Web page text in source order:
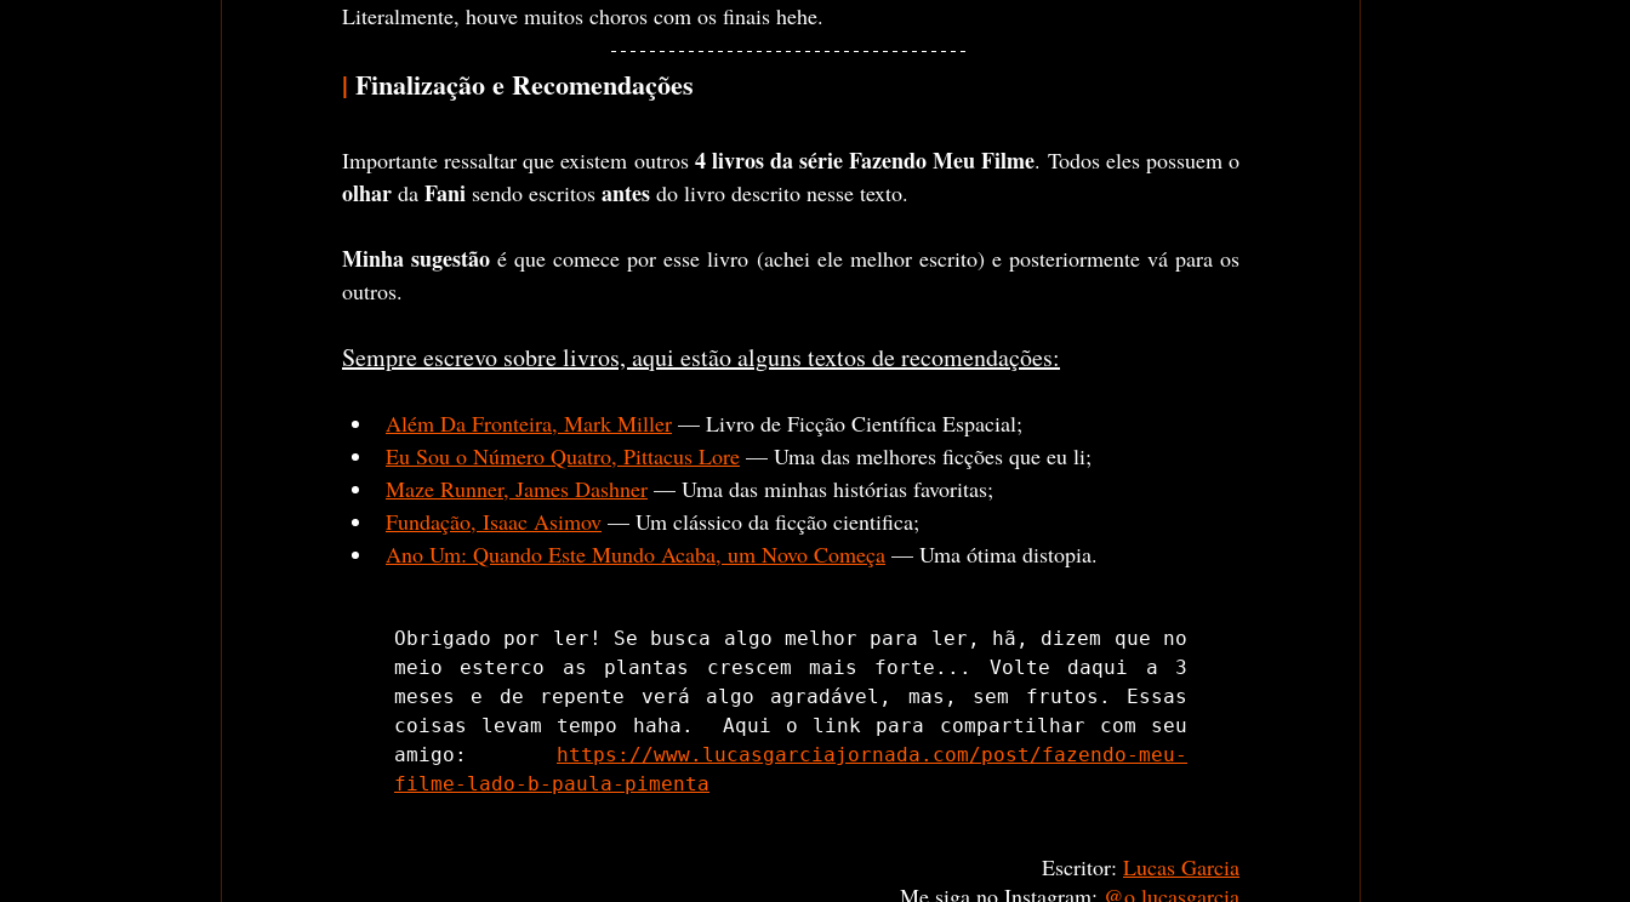
Literalmente, houve muitos choros com os finais hehe.
| Finalização e Recomendações
Importante ressaltar que existem outros 4 livros da série Fazendo Meu Filme
olhar da Fani sendo escritos antes do livro descrito nesse texto.
Minha sugestão é que comece por esse livro (achei ele melhor escrito) e posteriormente vá para os
outros.
Sempre escrevo sobre livros, aqui estão alguns textos de recomendações:
Além Da Fronteira, Mark Miller — Livro de Ficção Científica Espacial;
Eu Sou o Número Quatro, Pittacus Lore — Uma das melhores ficções que eu li;
Maze Runner, James Dashner — Uma das minhas histórias favoritas;
Fundação, Isaac Asimov — Um clássico da ficção cientifica;
Ano Um: Quando Este Mundo Acaba, um Novo Começa — Uma ótima distopia.
Obrigado por ler! Se busca algo melhor para ler, hã, dizem que no
meio esterco as plantas crescem mais forte... Volte daqui a 3
meses e de repente verá algo agradável, mas, sem frutos. Essas
coisas levam tempo haha.  Aqui o link para compartilhar com seu
amigo: https://www.lucasgarciajornada.com/post/fazendo-meu-
filme-lado-b-paula-pimenta
Escritor: Lucas Garcia
Me siga no Instagram: @o.lucasgarcia